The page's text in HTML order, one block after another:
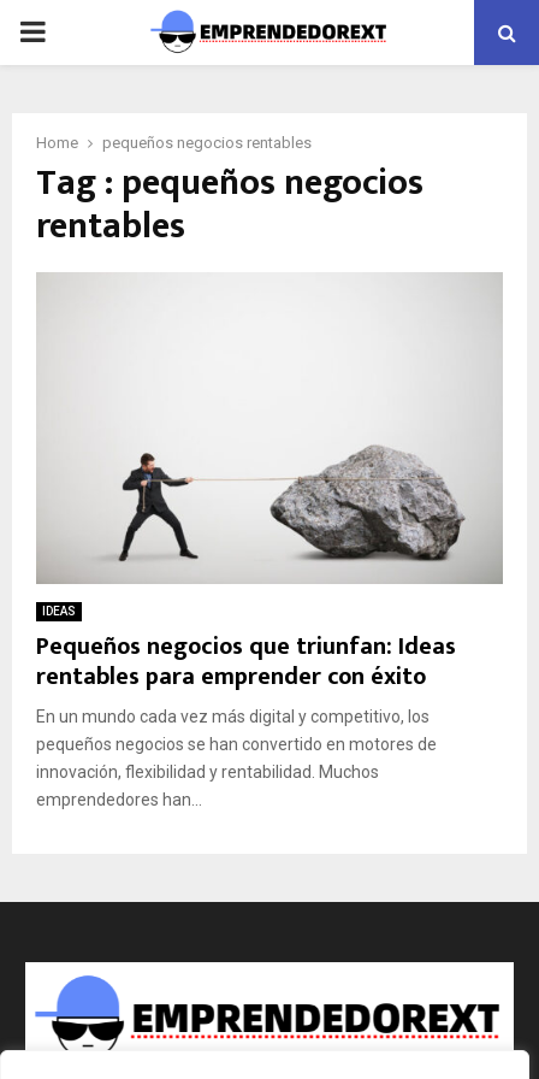
PRIMARY
Home pequeños negocios rentables
Tag : pequeños negocios
rentables
IDEAS
Pequeños negocios que triunfan: Ideas
rentables para emprender con éxito
En un mundo cada vez más digital y competitivo, los
pequeños negocios se han convertido en motores de
innovación, flexibilidad y rentabilidad. Muchos
emprendedores han...